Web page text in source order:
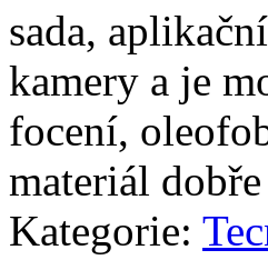
sada,
kamery a je
focení,
materiál
Kategorie: